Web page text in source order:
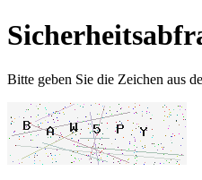
Bitte geben Sie die Zeichen aus